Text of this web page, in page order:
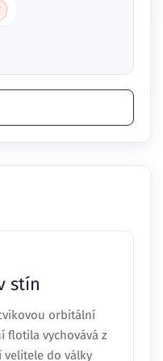
stín
orbitální
flotila vychovává z
do války